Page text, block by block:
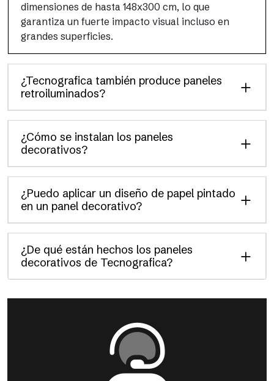
dimensiones de hasta 148x300 cm, lo que
garantiza un fuerte impacto visual incluso en
grandes superficies.
¿Tecnografica también produce paneles
retroiluminados?
¿Cómo se instalan los paneles
decorativos?
¿Puedo aplicar un diseño de papel pintado
en un panel decorativo?
¿De qué están hechos los paneles
decorativos de Tecnografica?